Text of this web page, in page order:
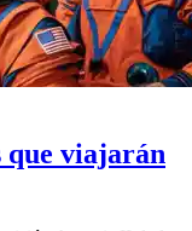
que viajarán